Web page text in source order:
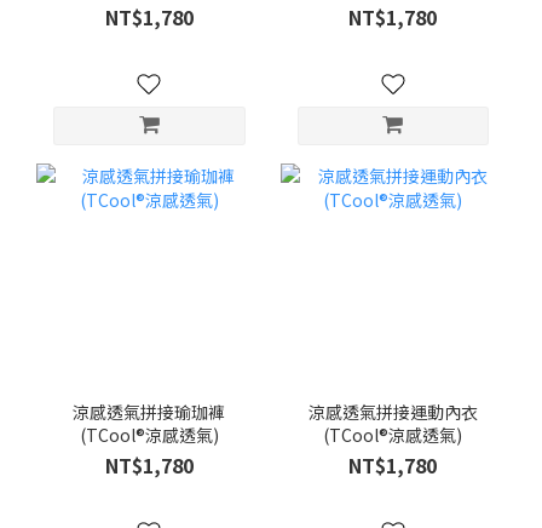
NT$1,780 NT$1,780
涼感透氣拼接瑜珈褲
(TCool®涼感透氣)
NT$1,780
涼感透氣拼接運動內衣
(TCool®涼感透氣)
NT$1,780